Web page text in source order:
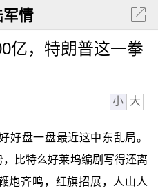
军情
亿，特朗普这一拳
小 大
好盘一盘最近这中东乱局。
比特么好莱坞编剧写得还离
齐鸣，红旗招展，人山人